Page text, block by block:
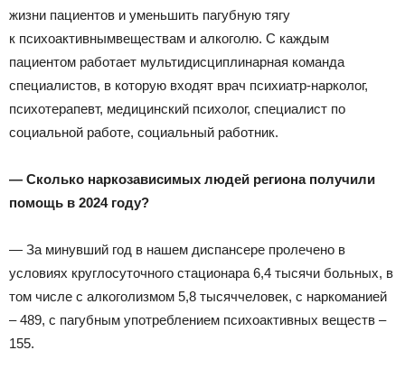
жизни пациентов и уменьшить пагубную тягу
к психоактивнымвеществам и алкоголю. С каждым
пациентом работает мультидисциплинарная команда
специалистов, в которую входят врач психиатр-нарколог,
психотерапевт, медицинский психолог, специалист по
социальной работе, социальный работник.
— Сколько наркозависимых людей региона получили
помощь в 2024 году?
— За минувший год в нашем диспансере пролечено в
условиях круглосуточного стационара 6,4 тысячи больных, в
том числе с алкоголизмом 5,8 тысяччеловек, с наркоманией
– 489, с пагубным употреблением психоактивных веществ –
155.